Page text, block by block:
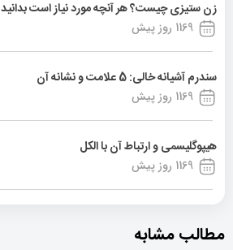
زن ستیزی چیست؟ هر آنچه مورد نیاز است بدانید
1169 روز پیش
سندرم آشیانه خالی: 5 علامت و نشانه آن
1169 روز پیش
هیپوگلیسمی و ارتباط آن با الکل
1169 روز پیش
مطالب مشابه